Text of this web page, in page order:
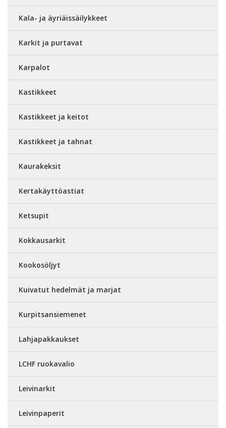
Kala- ja äyriäissäilykkeet
Karkit ja purtavat
Karpalot
Kastikkeet
Kastikkeet ja keitot
Kastikkeet ja tahnat
Kaurakeksit
Kertakäyttöastiat
Ketsupit
Kokkausarkit
Kookosöljyt
Kuivatut hedelmät ja marjat
Kurpitsansiemenet
Lahjapakkaukset
LCHF ruokavalio
Leivinarkit
Leivinpaperit